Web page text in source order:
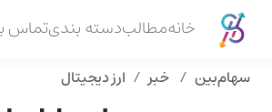
خانهمطالبدسته بندیتماس
سهام‌بین خبر ارز دیجیتال